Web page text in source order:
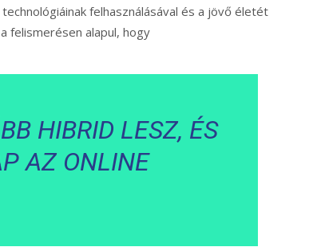
felhasználásával és a jövő életét
felismerésen alapul, hogy
HIBRID LESZ, ÉS
AZ ONLINE